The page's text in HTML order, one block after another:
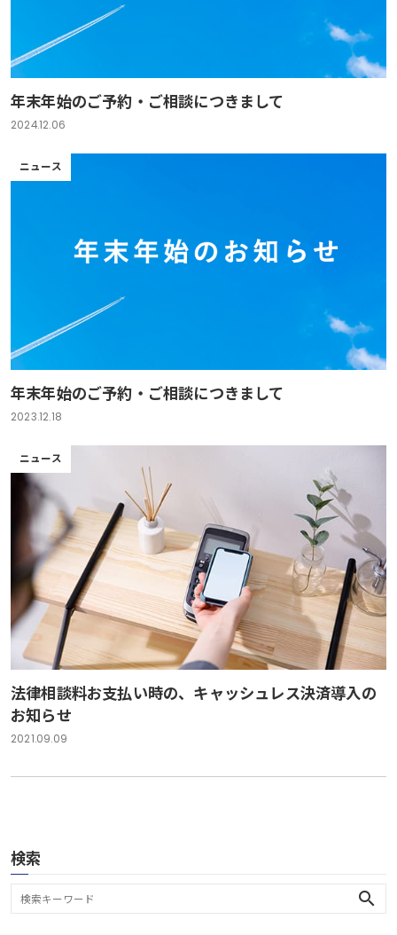
年末年始のご予約・ご相談につきまして
2024.12.06
ニュース
年末年始のご予約・ご相談につきまして
2023.12.18
ニュース
法律相談料お支払い時の、キャッシュレス決済導入の
お知らせ
2021.09.09
検索
search